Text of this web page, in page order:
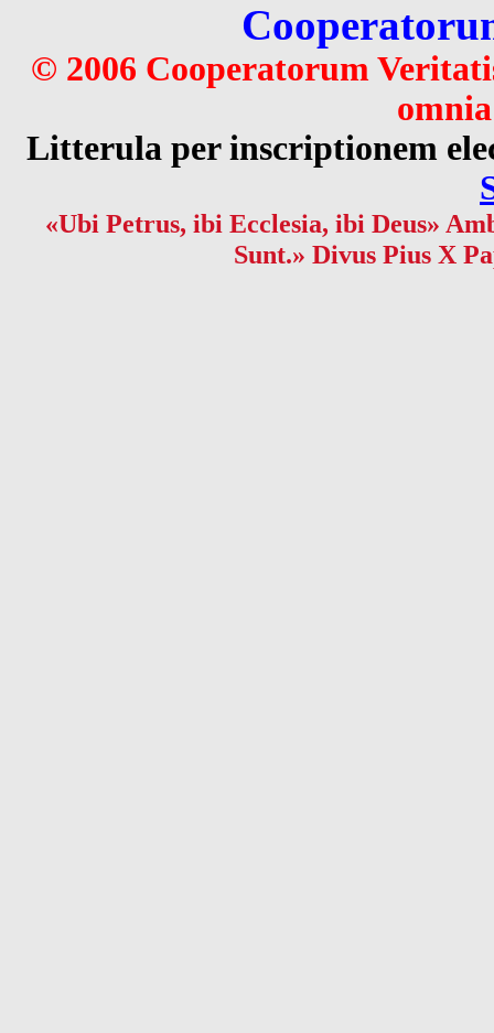
© 2006 Cooperatorum
Litterula per inscriptionem
«Ubi Petrus, ibi Ecclesia, ibi Deus»
Sunt.» Divus Pius X